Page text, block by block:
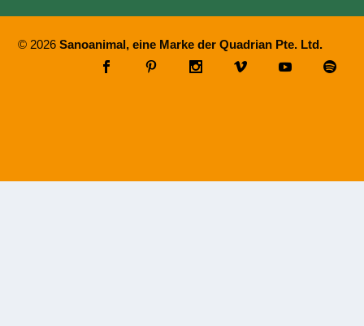
© 2026Sanoanimal, eine Marke der Quadrian Pte. Ltd.